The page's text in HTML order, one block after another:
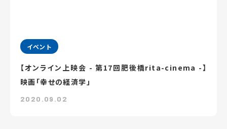
イベント
【オンライン上映会 - 第17回肥後橋rita-cinema -】
映画「幸せの経済学」
2020.09.02